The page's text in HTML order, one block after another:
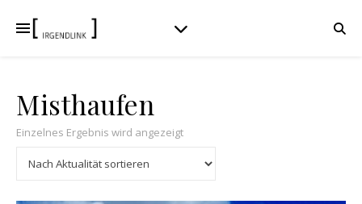
Misthaufen
Einzelnes Ergebnis wird angezeigt